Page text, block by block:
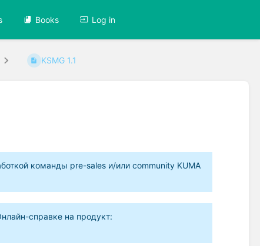
Books Log in
KSMG 1.1
команды pre-sales и/или community KUMA
справке на продукт: